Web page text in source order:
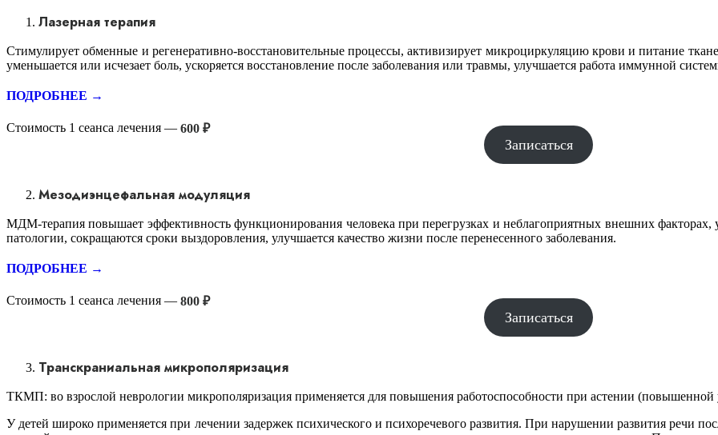
Лазерная терапия
Стимулирует обменные и регенеративно-восстановительные процессы, активизирует микроциркуляцию крови и питание
уменьшается или исчезает боль, ускоряется восстановление после заболевания или травмы, улучшается работа иммунной
ПОДРОБНЕЕ →
Стоимость 1 сеанса лечения — 600 ₽
Записаться
Мезодиэнцефальная модуляция
МДМ-терапия повышает эффективность функционирования человека при перегрузках и неблагоприятных внешних факторах,
патологии, сокращаются сроки выздоровления, улучшается качество жизни после перенесенного заболевания.
ПОДРОБНЕЕ →
Стоимость 1 сеанса лечения — 800 ₽
Записаться
Транскраниальная микрополяризация
ТКМП: во взрослой неврологии микрополяризация применяется для повышения работоспособности при астении
У детей широко применяется при лечении задержек психического и психоречевого развития. При нарушении развития речи